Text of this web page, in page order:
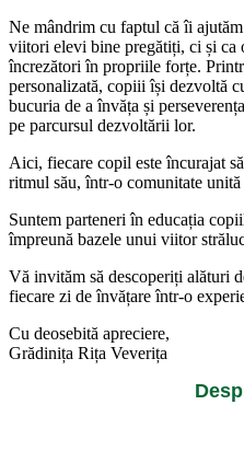
Ne mândrim cu faptul că îi
viitori elevi bine pregătiți, ci și ca
încrezători în propriile forțe.
personalizată, copiii își dezvoltă
bucuria de a învăța și
pe parcursul dezvoltării lor.
Aici, fiecare copil este încurajat
ritmul său, într-o comunitate unită
Suntem parteneri în educația
împreună bazele unui viitor
Vă invităm să descoperiți alături
fiecare zi de învățare într-o
Cu deosebită apreciere,
Grădinița Rița Veverița